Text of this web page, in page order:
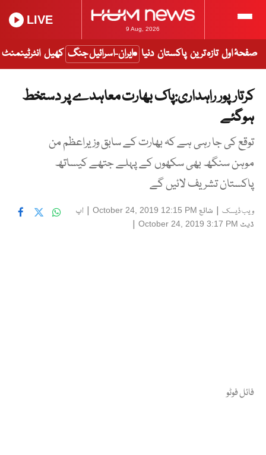
9 Aug, 2026
LIVE
صفحۂ اول تازہ ترین پاکستان دنیا ایران-اسرائیل جنگ کھیل انٹرٹینمنٹ
کرتارپور راہداری:پاک بھارت معاہدے پر دستخط
ہوگئے
توقع کی جا رہی ہے کہ بھارت کے سابق وزیراعظم من
موہن سنگھ بھی سکھوں کے پہلے جتھے کیساتھ
پاکستان تشریف لائیں گے
ویب ڈیسک | شائع October 24, 2019 12:15 PM
| اپ
ڈیٹ October 24, 2019 3:17 PM
|
فائل فوٹو